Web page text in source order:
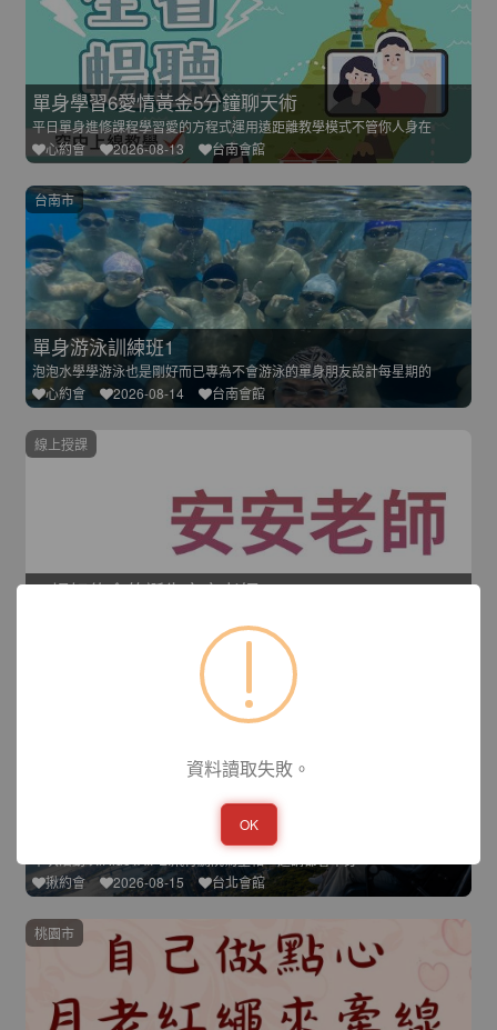
單身學習6愛情黃金5分鐘聊天術
平日單身進修課程學習愛的方程式運用遠距離教學模式不管你人身在
心約會
2026-08-13 台南會館
單身游泳訓練班1
泡泡水學學游泳也是剛好而已專為不會游泳的單身朋友設計每星期的
心約會
2026-08-14 台南會館
台南市
一場好約會的誕生安安老師
新竹會館
線上授課
揪約會
2026-08-15 台北會館
桃園市
資料讀取失敗。
OK